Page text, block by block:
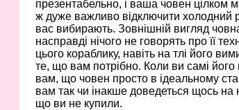
презентабельно, і ваша човен цілком
ж дуже важливо відключити холодний
вас вибирають. Зовнішній вигляд
насправді нічого не говорять про її
цього кораблику, навіть на тлі його
те, що вам потрібно. Коли ви самі його
вам, що човен просто в ідеальному
вам так чи інакше доведеться щось на
що ви не купили.